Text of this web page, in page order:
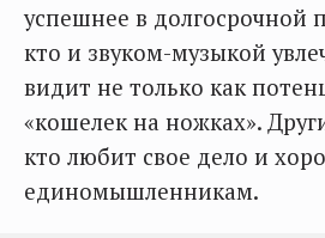
успешнее в долгосрочной
кто и звуком-музыкой
видит не только как
«кошелек на ножках».
кто любит свое дело и
единомышленникам.